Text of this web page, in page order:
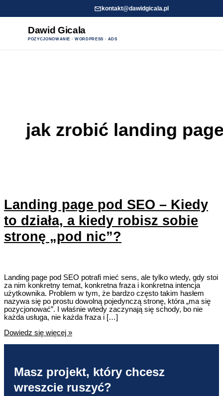
kontakt@dawidgicala.pl
Dawid Gicala
POZYCJONOWANIE · WORDPRESS · ADS
jak zrobić landing
Landing page pod SEO – Kiedy
to działa, a kiedy robisz sobie
stronę „pod nic”?
Landing page pod SEO potrafi mieć sens, ale tylko wtedy, gdy stoi
za nim konkretny temat, konkretna fraza i konkretna intencja
użytkownika. Problem w tym, że bardzo często takim hasłem
nazywa się po prostu dowolną pojedynczą stronę, która „ma się
pozycjonować”. I właśnie wtedy zaczynają się schody, bo nie
każda usługa, nie każda fraza i […]
Landing
Kiedy
działa,
Dowiedz się więcej »
Masz projekt, który chcesz
wreszcie ruszyć?